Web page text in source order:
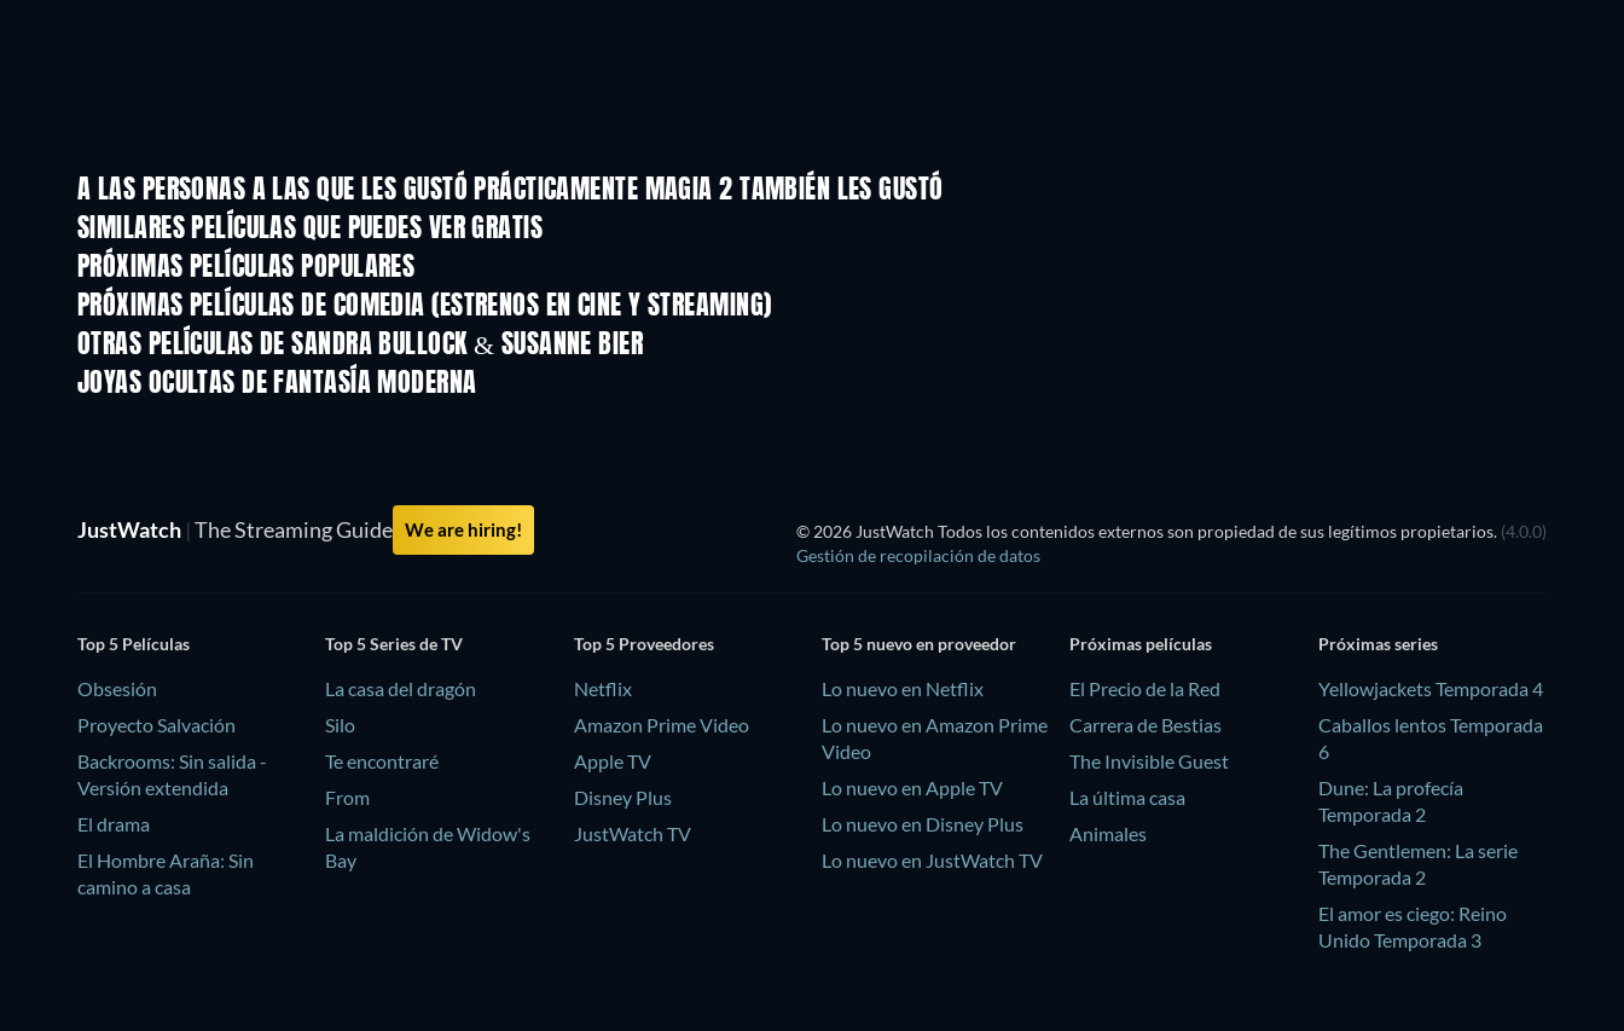
A LAS PERSONAS A LAS QUE LES GUSTÓ PRÁCTICAMENTE MAGIA 2 TAMBIÉN LES GUSTÓ
SIMILARES PELÍCULAS QUE PUEDES VER GRATIS
PRÓXIMAS PELÍCULAS POPULARES
PRÓXIMAS PELÍCULAS DE COMEDIA (ESTRENOS EN CINE Y STREAMING)
OTRAS PELÍCULAS DE SANDRA BULLOCK & SUSANNE BIER
JOYAS OCULTAS DE FANTASÍA MODERNA
JustWatch | The Streaming Guide We are hiring! © 2026 JustWatch Todos los contenidos externos son propiedad de sus legítimos propietarios. (4.0.0)
Gestión de recopilación de datos
Top 5 Películas
Obsesión
Proyecto Salvación
Backrooms: Sin salida -
Versión extendida
El drama
El Hombre Araña: Sin
camino a casa
Top 5 Series de TV
La casa del dragón
Silo
Te encontraré
From
La maldición de Widow's
Bay
Top 5 Proveedores
Netflix
Amazon Prime Video
Apple TV
Disney Plus
JustWatch TV
Top 5 nuevo en proveedor
Lo nuevo en Netflix
Lo nuevo en Amazon Prime
Video
Lo nuevo en Apple TV
Lo nuevo en Disney Plus
Lo nuevo en JustWatch TV
Próximas películas
El Precio de la Red
Carrera de Bestias
The Invisible Guest
La última casa
Animales
Próximas series
Yellowjackets Temporada 4
Caballos lentos Temporada
6
Dune: La profecía
Temporada 2
The Gentlemen: La serie
Temporada 2
El amor es ciego: Reino
Unido Temporada 3